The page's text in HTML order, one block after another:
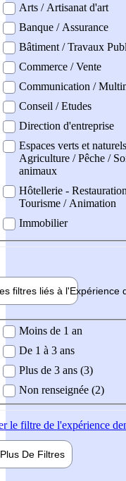
Arts / Artisanat d'art
Banque / Assurance
Bâtiment / Travaux
Commerce / Vente
Communication /
Conseil / Etudes
Direction d'entreprise
Espaces verts et
Agriculture / Pêche /
animaux
Hôtellerie -
Tourisme / Animation
Immobilier
filtres liés à l'Expérience
demandée
Moins de 1 an
De 1 à 3 ans
Plus de 3 ans (3)
Non renseignée (2)
le filtre de l'expérience
Plus De Filtres